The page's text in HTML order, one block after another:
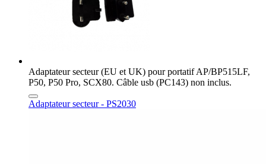
Adaptateur secteur (EU et UK) pour portatif AP/BP515LF,
P50, P50 Pro, SCX80. Câble usb (PC143) non inclus.
Adaptateur secteur - PS2030